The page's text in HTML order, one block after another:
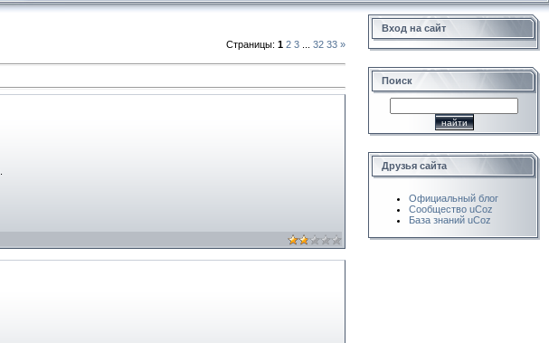
Страницы: 1 2 3 32 33 »
Вход на сайт
Поиск
Друзья сайта
Официальный блог
Сообщество uCoz
База знаний uCoz